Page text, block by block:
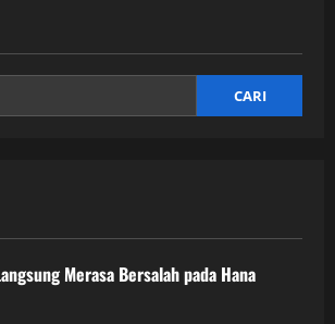
CARI
Merasa Bersalah pada Hana